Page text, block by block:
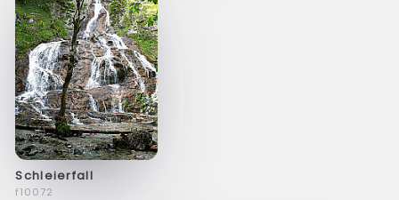
Schleierfall
f10072